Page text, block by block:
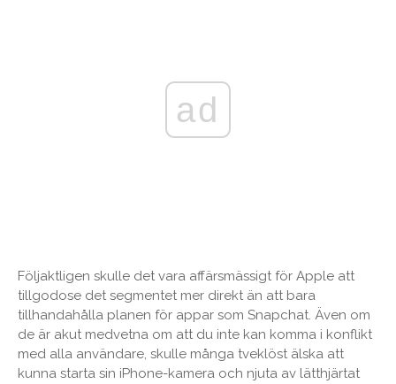
ad
Följaktligen skulle det vara affärsmässigt för Apple att
tillgodose det segmentet mer direkt än att bara
tillhandahålla planen för appar som Snapchat. Även om
de är akut medvetna om att du inte kan komma i konflikt
med alla användare, skulle många tveklöst älska att
kunna starta sin iPhone-kamera och njuta av lätthjärtat